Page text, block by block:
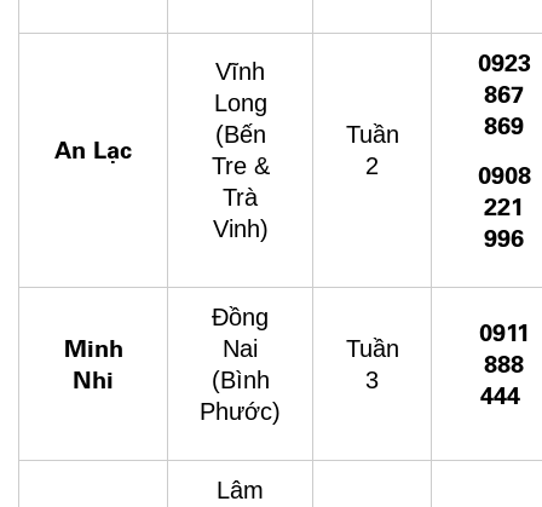
An Lạc
Vĩnh
Long
(Bến
Tre &
Trà
Vinh)
Tuần
2
0923
867
869
0908
221
996
Minh
Nhi
Đồng
Nai
(Bình
Phước)
Tuần
3
0911
888
444
Lâm